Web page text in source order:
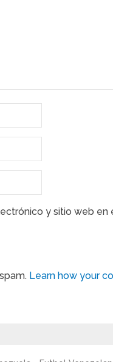
y sitio web
Learn how your